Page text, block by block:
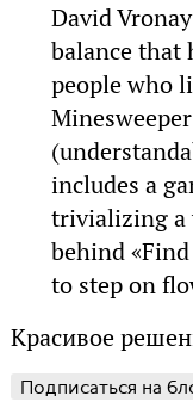
David
balance that
people who
includes a
trivializing a
behind
to step on
Красивое
Подписаться на